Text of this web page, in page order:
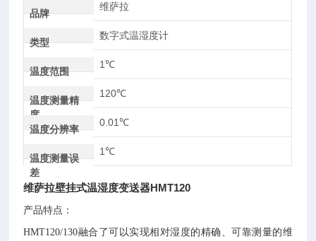
品牌
维萨拉
类型
数字式温湿度计
温度范围
1℃
温度测量精
度
120℃
温度分辨率
0.01℃
温度测量误
差
1℃
维萨拉壁挂式温湿度变送器HMT120
产品特点：
HMT120/130融合了可以实现相对湿度的精确、可靠测量的维